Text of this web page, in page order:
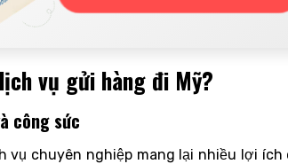
vụ gửi hàng đi Mỹ?
công sức
vụ chuyên nghiệp mang lại nhiều lợi